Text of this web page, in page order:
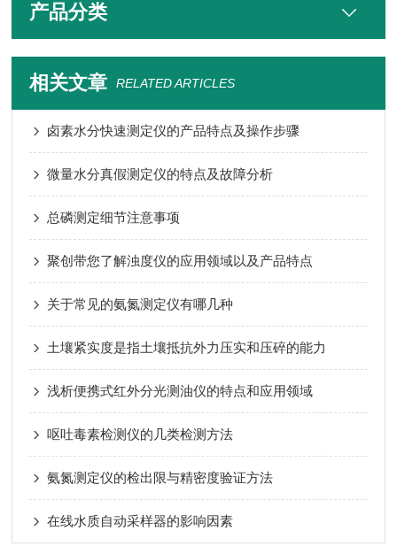
产品分类
相关文章 RELATED ARTICLES
卤素水分快速测定仪的产品特点及操作步骤
微量水分真假测定仪的特点及故障分析
总磷测定细节注意事项
聚创带您了解浊度仪的应用领域以及产品特点
关于常见的氨氮测定仪有哪几种
土壤紧实度是指土壤抵抗外力压实和压碎的能力
浅析便携式红外分光测油仪的特点和应用领域
呕吐毒素检测仪的几类检测方法
氨氮测定仪的检出限与精密度验证方法
在线水质自动采样器的影响因素